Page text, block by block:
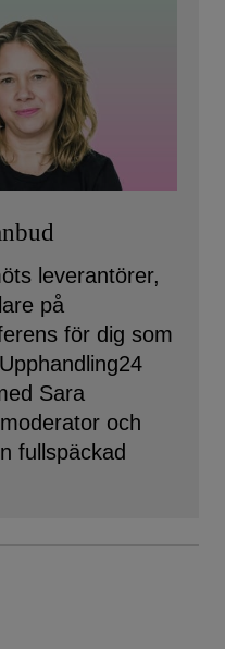
leverantörer,
på
för dig som
Sara
och
fullspäckad